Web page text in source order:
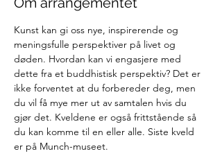
Kunst kan gi oss nye, inspirerende og
meningsfulle perspektiver på livet og
døden. Hvordan kan vi engasjere med
dette fra et buddhistisk perspektiv? Det er
ikke forventet at du forbereder deg, men
du vil få mye mer ut av samtalen hvis du
gjør det. Kveldene er også frittstående så
du kan komme til en eller alle. Siste kveld
er på Munch-museet.